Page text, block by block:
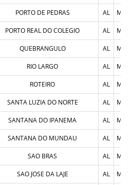
PORTO DE PEDRAS AL
PORTO REAL DO COLEGIO AL
QUEBRANGULO AL
RIO LARGO AL
ROTEIRO AL
SANTA LUZIA DO NORTE AL
SANTANA DO IPANEMA AL
SANTANA DO MUNDAU AL
SAO BRAS AL
SAO JOSE DA LAJE AL